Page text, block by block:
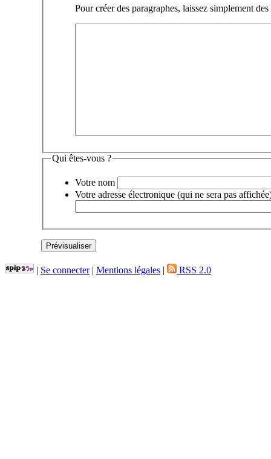
Pour créer des paragraphes, laissez simplement
Qui êtes-vous ?
Votre nom
Votre adresse électronique (qui ne sera pas
| Se connecter | Mentions légales | RSS 2.0